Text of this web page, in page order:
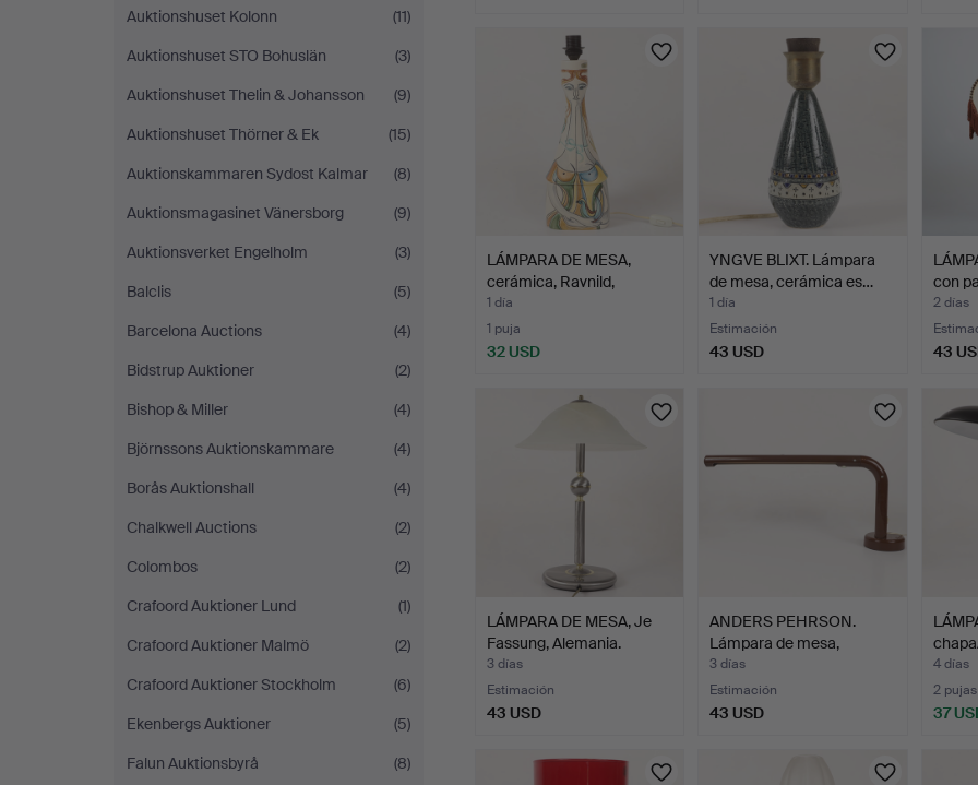
Auktionshuset Kolonn
(11)
Auktionshuset STO Bohuslän
(3)
Auktionshuset Thelin & Johansson
(9)
Auktionshuset Thörner & Ek
(15)
Auktionskammaren Sydost Kalmar
(8)
Auktionsmagasinet Vänersborg
(9)
Auktionsverket Engelholm
(3)
Balclis
(5)
Barcelona Auctions
(4)
Bidstrup Auktioner
(2)
Bishop & Miller
(4)
Björnssons Auktionskammare
(4)
Borås Auktionshall
(4)
Chalkwell Auctions
(2)
Colombos
(2)
Crafoord Auktioner Lund
(1)
Crafoord Auktioner Malmö
(2)
Crafoord Auktioner Stockholm
(6)
Ekenbergs Auktioner
(5)
Falun Auktionsbyrå
(8)
LÁMPARA DE MESA,
cerámica, Ravnild,
Dinama…
1 día
1 puja
32 USD
YNGVE BLIXT. Lámpara
de mesa, cerámica es…
1 día
Estimación
43 USD
con
2 días
43
LÁMPARA DE MESA, Je
Fassung, Alemania.
3 días
Estimación
43 USD
ANDERS PEHRSON.
Lámpara de mesa,
"Tuben", …
3 días
Estimación
43 USD
d…
4 días
2 pujas
37